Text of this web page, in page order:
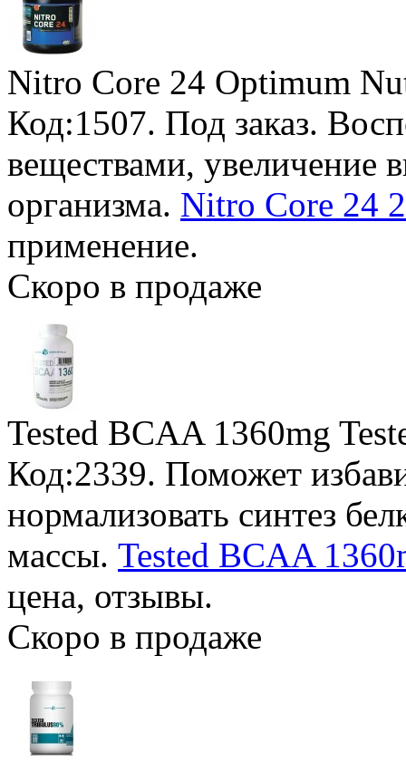
Nitro Core 24 Optimum
Код:1507. Под заказ.
веществами, увеличение
организма. Nitro Core 24
применение.
Скоро в продаже
Tested BCAA 1360mg
Код:2339. Поможет
нормализовать синтез
массы. Tested BCAA
цена, отзывы.
Скоро в продаже